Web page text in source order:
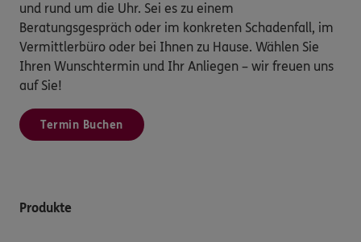
und rund um die Uhr. Sei es zu einem
Beratungsgespräch oder im konkreten Schadenfall, im
Vermittlerbüro oder bei Ihnen zu Hause. Wählen Sie
Ihren Wunschtermin und Ihr Anliegen – wir freuen uns
auf Sie!
Termin Buchen
Produkte